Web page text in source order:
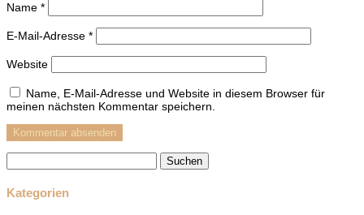
Name *
E-Mail-Adresse *
Website
Name, E-Mail-Adresse und Website in diesem Browser für
meinen nächsten Kommentar speichern.
nach:
Kategorien